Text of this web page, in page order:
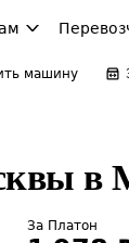
машину
в
За Платон